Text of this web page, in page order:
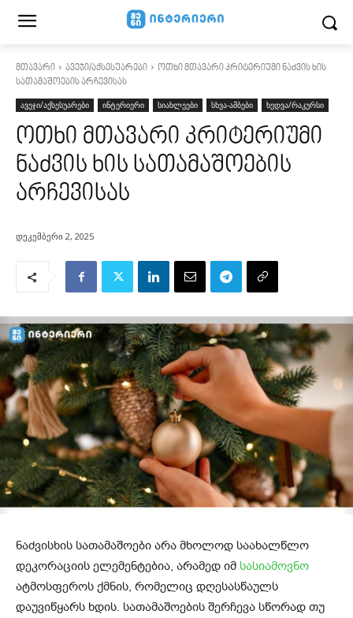
მთავარი ავეჯი/აქსესუარები
ოთხი მთავარი კრიტერიუმი ნაძვის ხის
სათამაშოების არჩევისას
ავეჯი/აქსესუარები ინტერიერი სიახლეები სხვა-ამბები ხედვა/რაკურსი
ოთხი მთავარი კრიტერიუმი
ნაძვის ხის სათამაშოების
არჩევისას
დეკემბერი 2, 2025
ნაძვისხის სათამაშოები არა მხოლოდ საახალწლო
დეკორაციის ელემენტებია, არამედ იმ სასიამოვნო
ატმოსფეროს ქმნის, რომელიც დღესასწაულს
დაუვიწყარს ხდის. სათამაშოების შერჩევა სწორად თუ